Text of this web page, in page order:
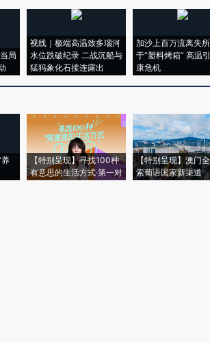
局
视线｜极端高温致多瑙河
水位跌破纪录 二战沉船与
猛犸象化石接连露出
加沙上百万流离失
于“塑料烤箱” 高温
康危机
养
【特别呈现】寻找100种
有意思的生活方式·第一对
【特别呈现】澳门
索葡语国家新渠道